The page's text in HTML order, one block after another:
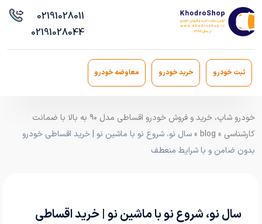
02191028011
02191028044
ثبت خودرو خرید خودرو معاوضه خودرو
خودرو شاپ، خرید و فروش خودرو اقساطی مدل ۹۰ به بالا با ضمانت
کارشناسی »
blog » سال نو، شروع نو با ماشین نو | خرید اقساطی خودرو
بدون ضامن و با شرایط منعطف
سال نو، شروع نو با ماشین نو | خرید اقساطی